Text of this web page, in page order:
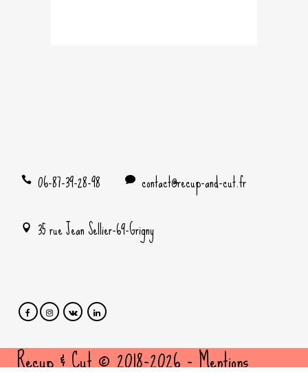
06-87-39-28-98
contact@recup-and-cut.fr
35 rue Jean Sellier-69-Grigny
Recup & Cut © 2018-2026 -Mentions